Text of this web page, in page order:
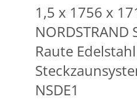
1,5 x 1756 x
Raute
NSDE1